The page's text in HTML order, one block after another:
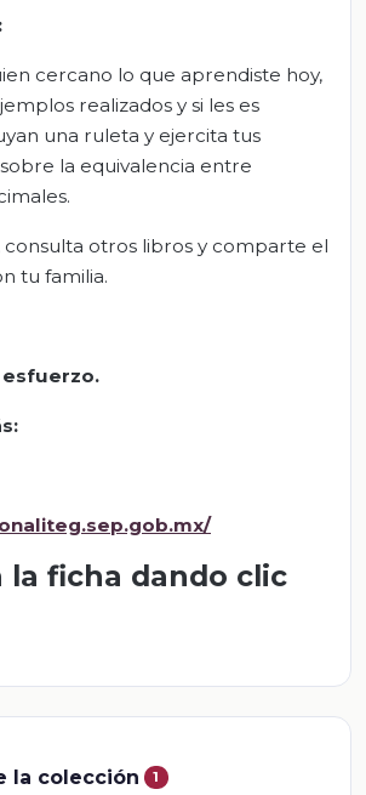
cercano lo que aprendiste hoy,
realizados y si les es
una ruleta y ejercita tus
la equivalencia entre
consulta otros libros y comparte el
tu familia.
esfuerzo.
:
ob.mx/
la ficha dando clic
la colección 1